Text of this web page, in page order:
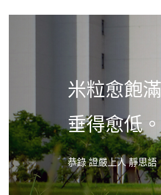
米粒愈飽
垂得愈低。
恭錄 證嚴上人 靜思語